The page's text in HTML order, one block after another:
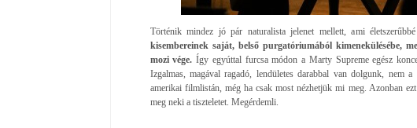
Történik mindez jó pár naturalista jelenet mellett, ami
kisembereinek saját, belső purgatóriumából kimenekülésébe,
mozi vége. Így egyúttal furcsa módon a Marty Supreme egész
Izgalmas, magával ragadó, lendületes darabbal van dolgunk, nem
amerikai filmlistán, még ha csak most nézhetjük mi meg. Azonban
meg neki a tiszteletet. Megérdemli.